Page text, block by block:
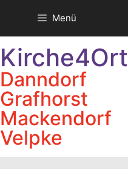
Menü
Kirche4Ort
Danndorf
Grafhorst
Mackendorf
Velpke